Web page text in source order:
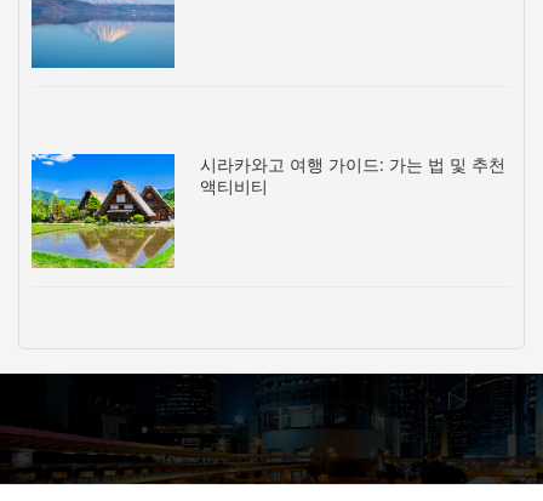
시라카와고 여행 가이드: 가는 법 및 추천
액티비티